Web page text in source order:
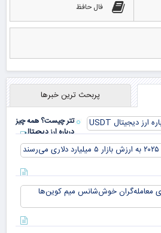
فال حافظ
پربحث ترین خبرها
تتر چیست؟ همه چیز
درباره ارز دیجیتال
USDT